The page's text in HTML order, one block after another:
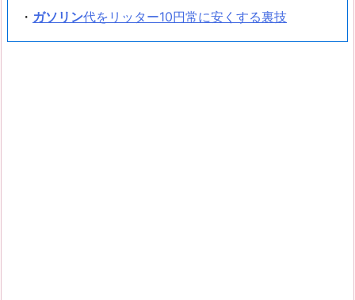
・ ガソリン代をリッター10円常に安くする裏技